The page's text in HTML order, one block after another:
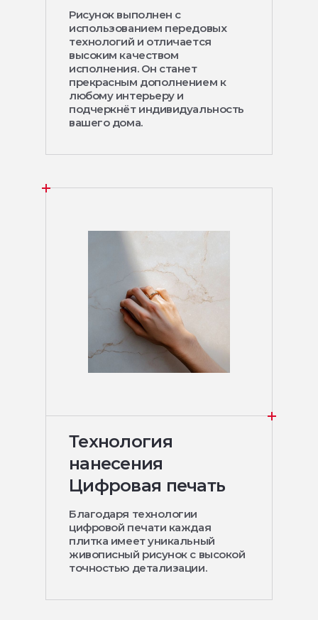
Рисунок выполнен с
использованием передовых
технологий и отличается
высоким качеством
исполнения. Он станет
прекрасным дополнением к
любому интерьеру и
подчеркнёт индивидуальность
вашего дома.
Технология
нанесения
Цифровая печать
Благодаря технологии
цифровой печати каждая
плитка имеет уникальный
живописный рисунок с высокой
точностью детализации.